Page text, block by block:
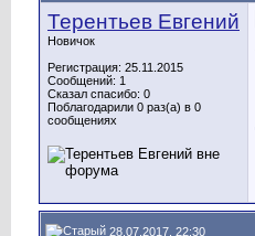
Терентьев Евгений
Новичок
Регистрация: 25.11.2015
Сообщений: 1
Сказал спасибо: 0
Поблагодарили 0 раз(а) в 0
сообщениях
28.07.2017, 22:30